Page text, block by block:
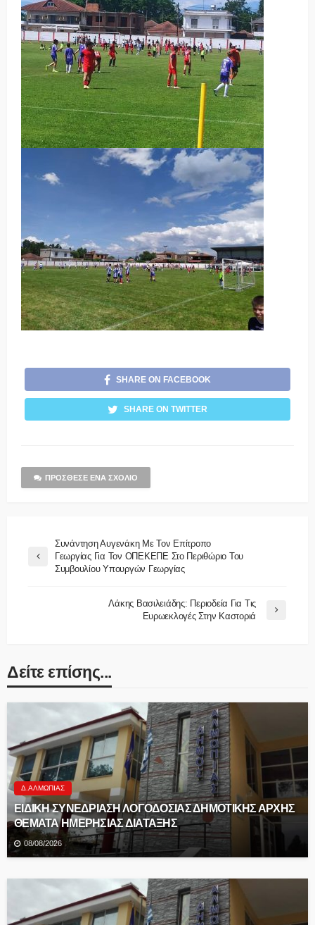
SHARE ON FACEBOOK
SHARE ON TWITTER
ΠΡΌΣΘΕΣΕ ΈΝΑ ΣΧΌΛΙΟ
Συνάντηση Αυγενάκη Με Τον Επίτροπο
Γεωργίας Για Τον ΟΠΕΚΕΠΕ Στο Περιθώριο Του
Συμβουλίου Υπουργών Γεωργίας
Λάκης Βασιλειάδης: Περιοδεία Για Τις
Ευρωεκλογές Στην Καστοριά
Δείτε επίσης...
Δ.ΑΛΜΩΠΊΑΣ
ΕΙΔΙΚΗ ΣΥΝΕΔΡΙΑΣΗ ΛΟΓΟΔΟΣΙΑΣ ΔΗΜΟΤΙΚΗΣ ΑΡΧΗΣ
ΘΕΜΑΤΑ ΗΜΕΡΗΣΙΑΣ ΔΙΑΤΑΞΗΣ
08/08/2026